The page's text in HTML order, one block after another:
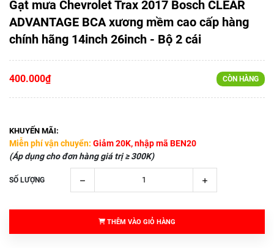
Gạt mưa Chevrolet Trax 2017 Bosch CLEAR
ADVANTAGE BCA xương mềm cao cấp hàng
chính hãng 14inch 26inch - Bộ 2 cái
400.000₫ CÒN HÀNG
KHUYẾN MÃI:
Miễn phí vận chuyển: Giảm 20K, nhập mã BEN20
(Áp dụng cho đơn hàng giá trị ≥ 300K)
SỐ LƯỢNG
THÊM VÀO GIỎ HÀNG